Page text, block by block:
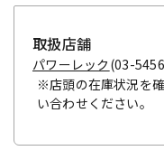
取扱店舗
パワーレック (03-
※店頭の在庫状況を
い合わせください。